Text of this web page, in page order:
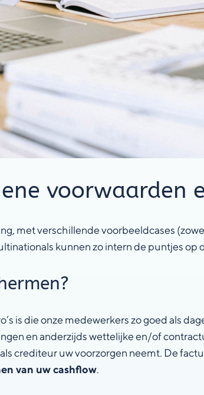
met verschillende voorbeeldcases
kunnen zo intern de puntjes op
is die onze medewerkers zo goed als
en anderzijds wettelijke en/of
crediteur uw voorzorgen neemt. De
van uw cashflow.